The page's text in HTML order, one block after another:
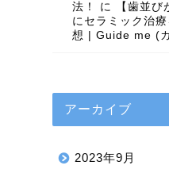
法！
に 【歯並
にセラミック治
想 | Guide me (
アーカイブ
2023年9月